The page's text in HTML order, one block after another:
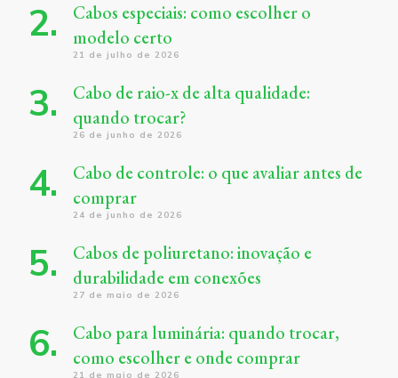
Cabos especiais: como escolher o
modelo certo
21 de julho de 2026
Cabo de raio-x de alta qualidade:
quando trocar?
26 de junho de 2026
Cabo de controle: o que avaliar antes de
comprar
24 de junho de 2026
Cabos de poliuretano: inovação e
durabilidade em conexões
27 de maio de 2026
Cabo para luminária: quando trocar,
como escolher e onde comprar
21 de maio de 2026